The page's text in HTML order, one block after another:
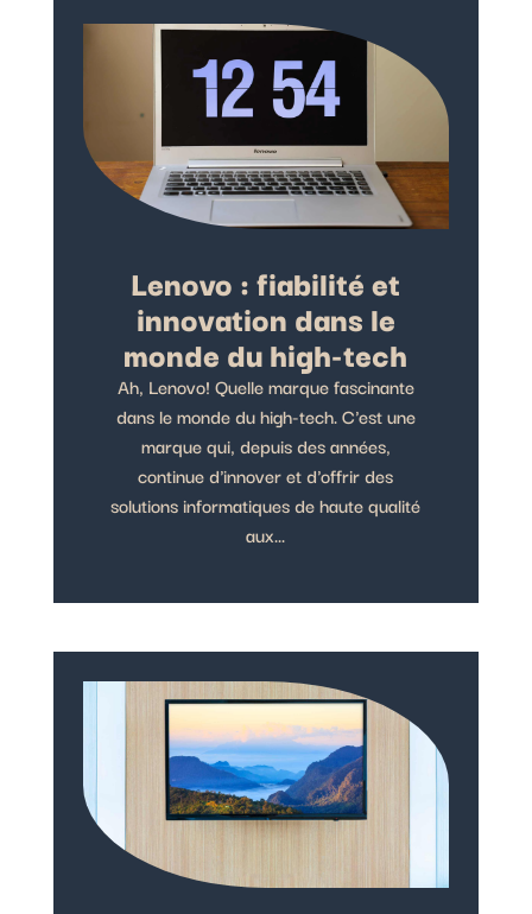
Lenovo : fiabilité et
innovation dans le
monde du high-tech
Ah, Lenovo! Quelle marque fascinante
dans le monde du high-tech. C'est une
marque qui, depuis des années,
continue d'innover et d'offrir des
solutions informatiques de haute qualité
aux...